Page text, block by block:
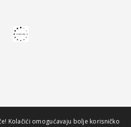
Kolačići omogućavaju bolje korisničko